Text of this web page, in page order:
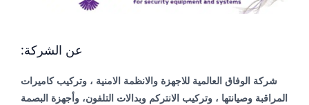
عن الشركة:
شركة الوفاق العالمية للاجهزة والانظمة الامنية ، وتركيب كاميرات
المراقبة وصيانتها ، وتركيب الانتركم وبدالات التلفون، وأجهزة البصمة